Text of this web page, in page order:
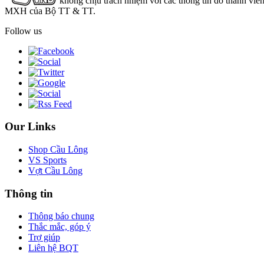
MXH của Bộ TT & TT.
Follow us
Our Links
Shop Cầu Lông
VS Sports
Vợt Cầu Lông
Thông tin
Thông báo chung
Thắc mắc, góp ý
Trợ giúp
Liên hệ BQT